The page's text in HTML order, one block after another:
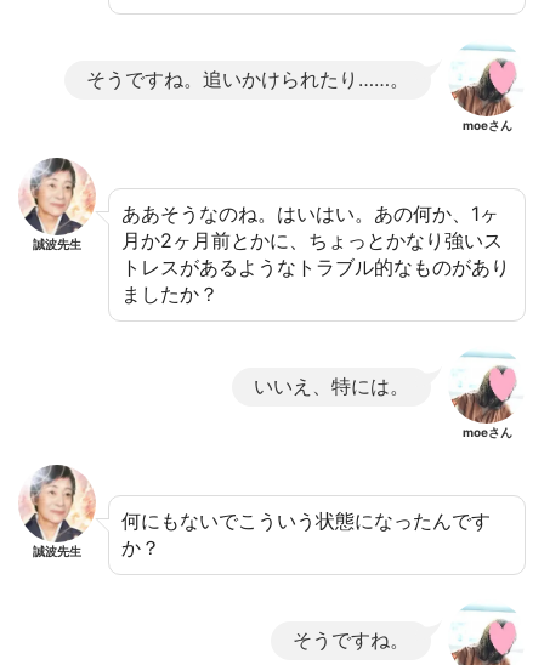
そうですね。追いかけられたり……。
moeさん
誠波先生
ああそうなのね。はいはい。あの何か、1ヶ
月か2ヶ月前とかに、ちょっとかなり強いス
トレスがあるようなトラブル的なものがあり
ましたか？
いいえ、特には。
moeさん
誠波先生
何にもないでこういう状態になったんです
か？
そうですね。